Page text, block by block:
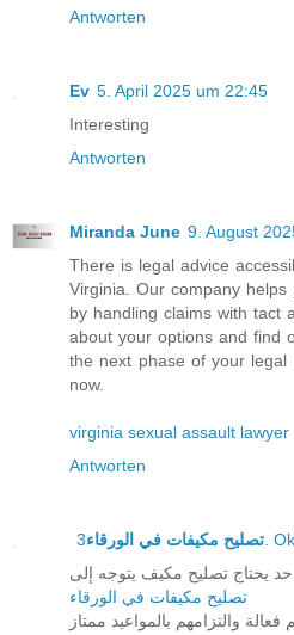
Antworten
Ev 5. April 2025 um 22:45
Interesting
Antworten
Miranda June 9. August
There is legal advice
Virginia. Our company
by handling claims with tact
about your options and find
the next phase of your
now.
virginia sexual assault lawyer
Antworten
تصليح مكيفات في الورقاء 3.
يحتاج تصليح مكيف يتوجه إلى
تصليح مكيفات في الورقاء